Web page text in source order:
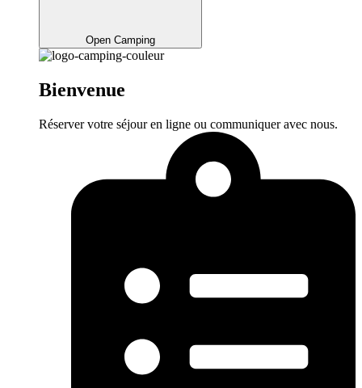
Open Camping
Bienvenue
Réserver votre séjour en ligne ou communiquer avec nous.